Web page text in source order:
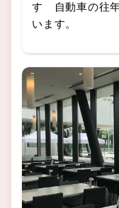
すゞ自動車の往
います。